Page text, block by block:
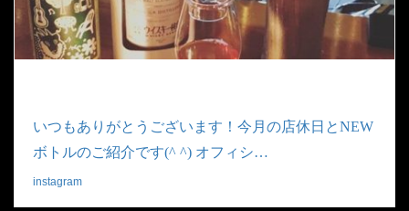
いつもありがとうございます！今月の店休日とNEW
ボトルのご紹介です(^ ^) オフィシ…
instagram